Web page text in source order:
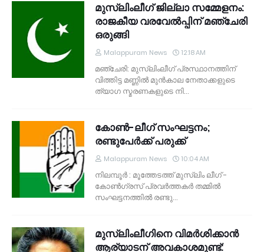
മുസ്‌ലിംലീഗ് ജില്ലാ സമ്മേളനം:
രാജകീയ വരവേല്‍പ്പിന് മഞ്ചേരി
ഒരുങ്ങി
Malappuram News 12:18 AM
മഞ്ചേരി: മുസ്‌ലിംലീഗ് പ്രസ്ഥാനത്തിന്
വിത്തിട്ട മണ്ണില്‍ മുന്‍കാല നേതാക്കളുടെ
ത്യാഗ സ്മരണകളുടെ നി…
കോണ്‍-ലീഗ് സംഘട്ടനം;
രണ്ടുപേര്‍ക്ക് പരുക്ക്
Malappuram News 10:04 AM
നിലമ്പൂര്‍ : മൂത്തേടത്ത് മുസ്‌ലിം ലീഗ് -
കോണ്‍ഗ്രസ് പ്രവര്‍ത്തകര്‍ തമ്മില്‍
സംഘട്ടനത്തില്‍ രണ്ടു…
മുസ്‌ലിംലീഗിനെ വിമര്‍ശിക്കാന്‍
ആര്യാടന്‌ അവകാശമുണ്ട്‌: